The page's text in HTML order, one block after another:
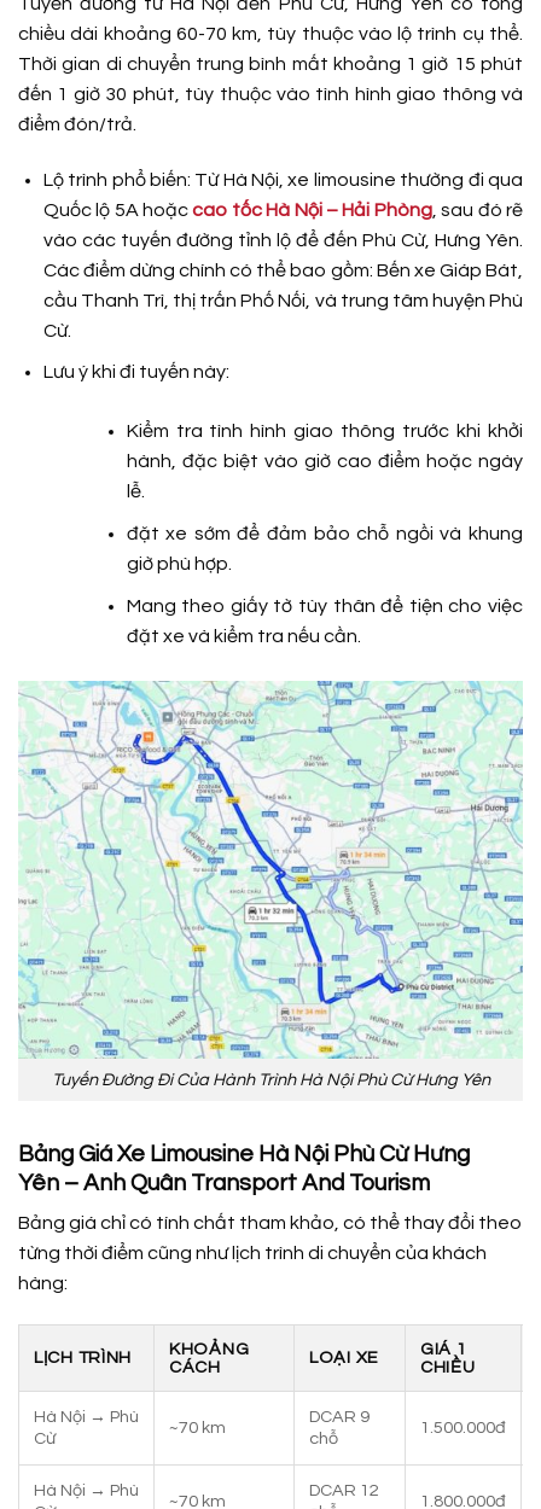
chiều dài khoảng 60-70 km, tùy thuộc vào lộ trình cụ thể.
Thời gian di chuyển trung bình mất khoảng 1 giờ 15 phút
đến 1 giờ 30 phút, tùy thuộc vào tình hình giao thông và
điểm đón/trả.
Lộ trình phổ biến: Từ Hà Nội, xe limousine thường đi qua
Quốc lộ 5A hoặccao tốc Hà Nội – Hải Phòng, sau đó rẽ
vào các tuyến đường tỉnh lộ để đến Phù Cừ, Hưng Yên.
Các điểm dừng chính có thể bao gồm: Bến xe Giáp Bát,
cầu Thanh Trì, thị trấn Phố Nối, và trung tâm huyện Phù
Cừ.
Lưu ý khi đi tuyến này:
Kiểm tra tình hình giao thông trước khi khởi
hành, đặc biệt vào giờ cao điểm hoặc ngày
lễ.
đặt xe sớm để đảm bảo chỗ ngồi và khung
giờ phù hợp.
Mang theo giấy tờ tùy thân để tiện cho việc
đặt xe và kiểm tra nếu cần.
Tuyến Đường Đi Của Hành Trình Hà Nội Phù Cừ Hưng Yên
Bảng Giá Xe Limousine Hà Nội Phù Cừ Hưng
Yên – Anh Quân Transport And Tourism
Bảng giá chỉ có tính chất tham khảo, có thể thay đổi theo
từng thời điểm cũng như lịch trình di chuyển của khách
hàng:
LỊCH TRÌNH
KHOẢNG
CÁCH
LOẠI XE
GIÁ 1
CHIỀU
Hà Nội → Phù
Cừ
~70 km
DCAR 9
chỗ
1.500.000đ
Hà Nội → Phù
~70 km
DCAR 12
1.800.000đ